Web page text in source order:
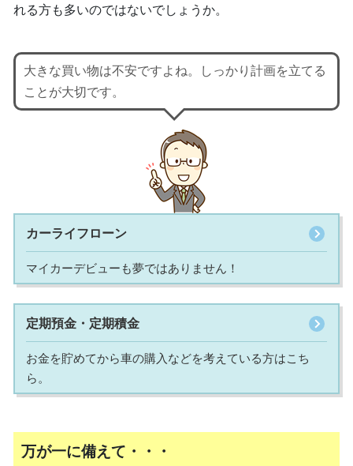
れる方も多いのではないでしょうか。
大きな買い物は不安ですよね。しっかり計画を立てる
ことが大切です。
カーライフローン
マイカーデビューも夢ではありません！
定期預金・定期積金
お金を貯めてから車の購入などを考えている方はこち
ら。
万が一に備えて・・・